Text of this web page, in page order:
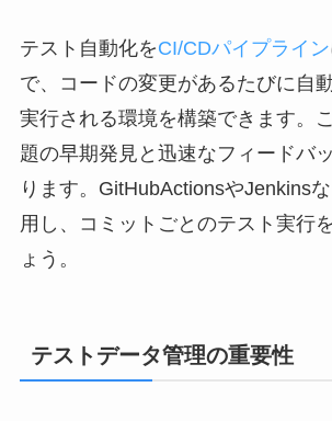
テスト自動化をCI/CDパイプライン
で、コードの変更があるたびに自
実行される環境を構築できます。
題の早期発見と迅速なフィードバ
ります。GitHubActionsやJenkins
用し、コミットごとのテスト実行
ょう。
テストデータ管理の重要性